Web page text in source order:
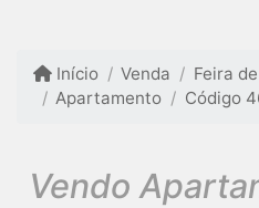
Início Venda
Feira
Apartamento
Código
Vendo